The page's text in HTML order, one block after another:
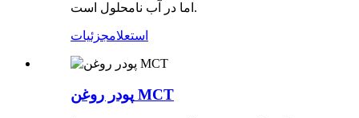
اما در آب نامحلول است.
استعلامجزئیات
پودر روغن MCT